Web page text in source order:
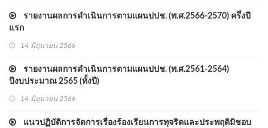
รายงานผลการดำเนินการตามแผนปปช. (พ.ศ.2566-2570) ครึ่งปี
แรก
14 มิถุนายน 2566
รายงานผลการดำเนินการตามแผนปปช. (พ.ศ.2561-2564)
ปีงบประมาณ 2565 (ทั้งปี)
14 มิถุนายน 2566
แนวปฏิบัติการจัดการเรื่องร้องเรียนการทุจริตและประพฤติมิชอบ